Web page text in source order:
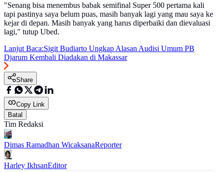
"Senang bisa menembus babak semifinal Super 500 pertama kali
tapi pastinya saya belum puas, masih banyak lagi yang mau saya ke
kejar di depan. Masih banyak yang harus diperbaiki dan dievaluasi
lagi," tutup Ubed.
Lanjut Baca:Sigit Budiarto Ungkap Alasan Audisi Umum PB
Djarum Kembali Diadakan di Makassar
Share
Copy Link
Batal
Tim Redaksi
Dimas Ramadhan WicaksanaReporter
Harley IkhsanEditor